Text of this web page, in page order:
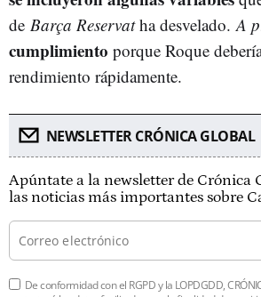
de Barça Reservatha desvelado.A
cumplimiento porque Roque
rendimiento rápidamente.
NEWSLETTER CRÓNICA GLOBAL
Apúntate a la newsletter de Crónica
las noticias más importantes sobre
De conformidad con el RGPD y la LOPDGDD,